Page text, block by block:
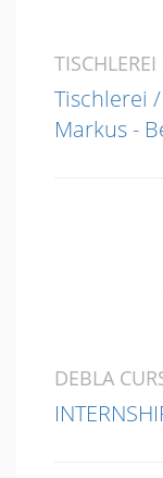
Tischlerei
Markus -
DEBLA